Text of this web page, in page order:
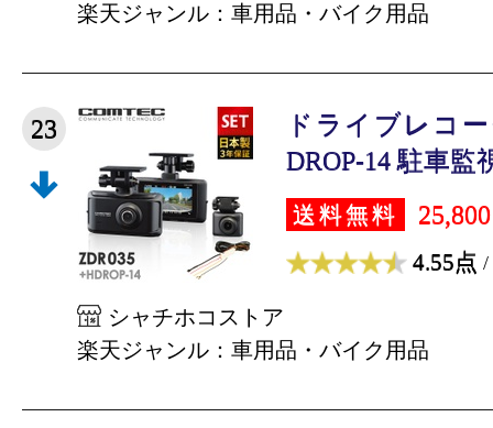
楽天ジャンル：車用品・バイク用品
23
ドライブレコ
DROP-14 駐車監
送料無料
4.55点 /
シャチホコストア
楽天ジャンル：車用品・バイク用品